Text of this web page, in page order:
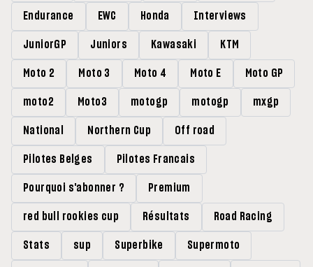
Endurance EWC Honda Interviews
JuniorGP Juniors Kawasaki KTM
Moto 2 Moto 3 Moto 4 Moto E Moto GP
moto2 Moto3 motogp motogp mxgp
National Northern Cup Off road
Pilotes Belges Pilotes Francais
Pourquoi s'abonner ? Premium
red bull rookies cup Résultats Road Racing
Stats sup Superbike Supermoto